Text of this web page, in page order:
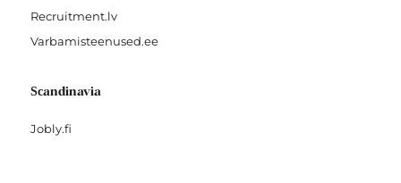
Recruitment.lv
Varbamisteenused.ee
Scandinavia
Jobly.fi